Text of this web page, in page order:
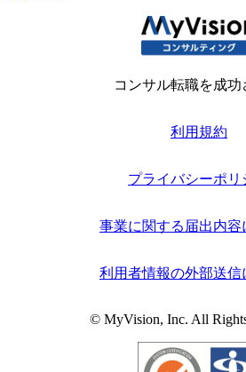
コンサル転職を成功
利用規約
プライバシーポリ
事業に関する届出内容
利用者情報の外部送信
© MyVision, Inc. All